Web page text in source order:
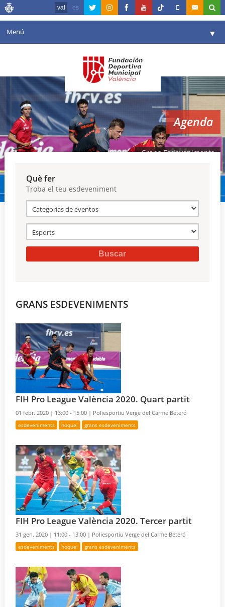
val es
Menú ▼
Agenda
Instal·lacions
Comunicació ▼
València en esport ▼
Reserves
Agenda
Grans Esdeveniments
Què fer
Troba el teu esdeveniment
GRANS ESDEVENIMENTS
FIH Pro League València 2020. Quart partit
01 febr. 2020 | 13:00 - 15:00 | Poliesportiu Verge del Carme Beteró
esdeveniments hoquei grans esdeveniments
FIH Pro League València 2020. Tercer partit
31 gen. 2020 | 11:00 - 13:00 | Poliesportiu Verge del Carme Beteró
esdeveniments hoquei grans esdeveniments